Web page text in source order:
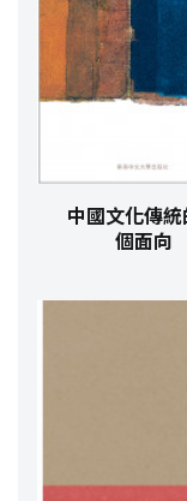
中國文化傳統
個面向